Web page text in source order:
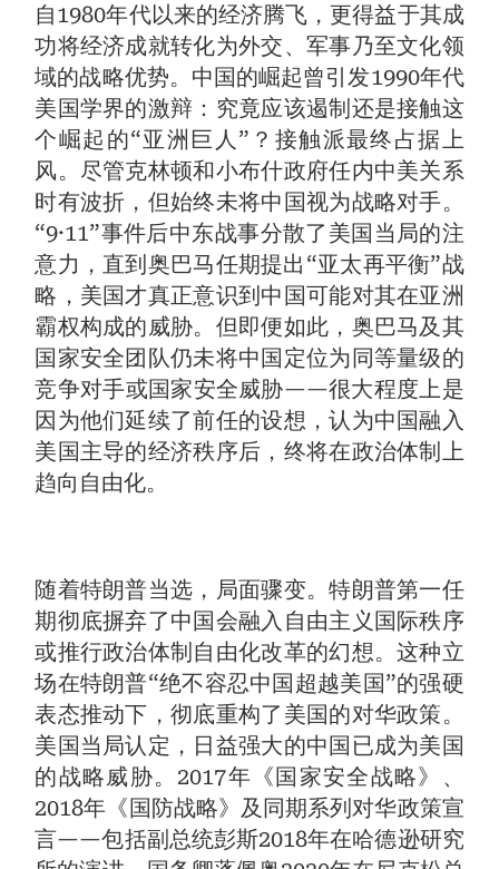
自1980年代以来的经济腾飞，更得益于其成
功将经济成就转化为外交、军事乃至文化领
域的战略优势。中国的崛起曾引发1990年代
美国学界的激辩：究竟应该遏制还是接触这
个崛起的“亚洲巨人”？接触派最终占据上
风。尽管克林顿和小布什政府任内中美关系
时有波折，但始终未将中国视为战略对手。
“9·11”事件后中东战事分散了美国当局的注
意力，直到奥巴马任期提出“亚太再平衡”战
略，美国才真正意识到中国可能对其在亚洲
霸权构成的威胁。但即便如此，奥巴马及其
国家安全团队仍未将中国定位为同等量级的
竞争对手或国家安全威胁——很大程度上是
因为他们延续了前任的设想，认为中国融入
美国主导的经济秩序后，终将在政治体制上
趋向自由化。
随着特朗普当选，局面骤变。特朗普第一任
期彻底摒弃了中国会融入自由主义国际秩序
或推行政治体制自由化改革的幻想。这种立
场在特朗普“绝不容忍中国超越美国”的强硬
表态推动下，彻底重构了美国的对华政策。
美国当局认定，日益强大的中国已成为美国
的战略威胁。2017年《国家安全战略》、
2018年《国防战略》及同期系列对华政策宣
言——包括副总统彭斯2018年在哈德逊研究